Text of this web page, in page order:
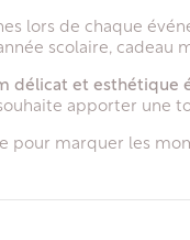
lors de chaque
scolaire, cadeau
délicat et esthétique
apporter une
pour marquer les